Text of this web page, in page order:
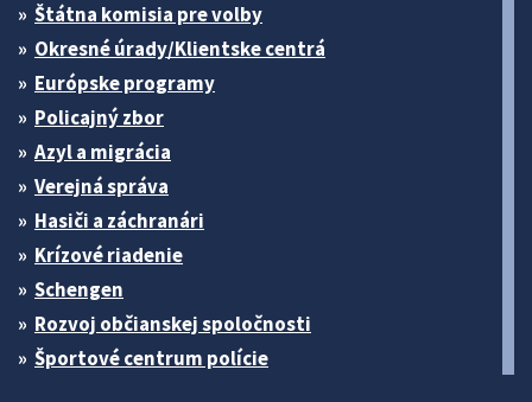
Štátna komisia pre volby
Okresné úrady/Klientske centrá
Európske programy
Policajný zbor
Azyl a migrácia
Verejná správa
Hasiči a záchranári
Krízové riadenie
Schengen
Rozvoj občianskej spoločnosti
Športové centrum polície